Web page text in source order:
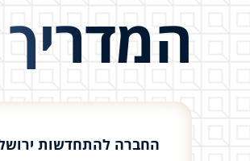
המדריך
החברה להתחדשות